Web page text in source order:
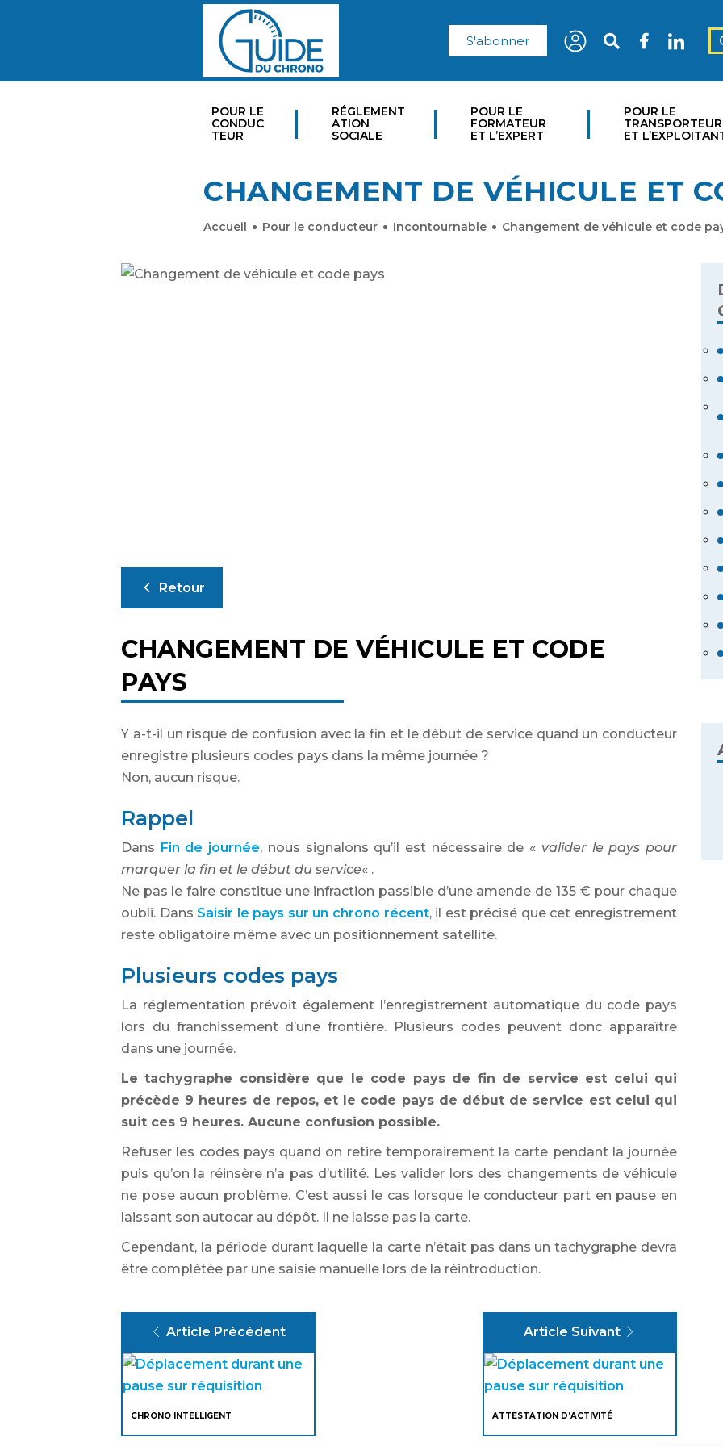
S'abonner
POUR LE
CONDUC
TEUR
RÉGLEMENT
ATION
SOCIALE
POUR LE
FORMATEUR
ET L’EXPERT
POUR LE
TRANSPORTEUR
ET
CHANGEMENT DE VÉHICULE ET
Accueil Pour le conducteur Incontournable Changement de véhicule et code
Retour
CHANGEMENT DE VÉHICULE ET CODE
PAYS
Y a-t-il un risque de confusion avec la fin et le début de service quand un conducteur
enregistre plusieurs codes pays dans la même journée ?
Non, aucun risque.
Rappel
Dans Fin de journée, nous signalons qu’il est nécessaire de « valider le pays pour
marquer la fin et le début du service« .
Ne pas le faire constitue une infraction passible d’une amende de 135 € pour chaque
oubli. Dans Saisir le pays sur un chrono récent, il est précisé que cet enregistrement
reste obligatoire même avec un positionnement satellite.
Plusieurs codes pays
La réglementation prévoit également l’enregistrement automatique du code pays
lors du franchissement d’une frontière. Plusieurs codes peuvent donc apparaître
dans une journée.
Le tachygraphe considère que le code pays de fin de service est celui qui
précède 9 heures de repos, et le code pays de début de service est celui qui
suit ces 9 heures. Aucune confusion possible.
Refuser les codes pays quand on retire temporairement la carte pendant la journée
puis qu’on la réinsère n’a pas d’utilité. Les valider lors des changements de véhicule
ne pose aucun problème. C’est aussi le cas lorsque le conducteur part en pause en
laissant son autocar au dépôt. Il ne laisse pas la carte.
Cependant, la période durant laquelle la carte n’était pas dans un tachygraphe devra
être complétée par une saisie manuelle lors de la réintroduction.
Article Précédent
CHRONO INTELLIGENT
Article Suivant
ATTESTATION D’ACTIVITÉ